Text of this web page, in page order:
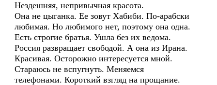
Нездешняя, непривычная красота.
Она не цыганка. Ее зовут Хабиби. По-арабски
любимая. Но любимого нет, поэтому она одна.
Есть строгие братья. Ушла без их ведома.
Россия развращает свободой. А она из Ирана.
Красивая. Осторожно интересуется мной.
Стараюсь не вспугнуть. Меняемся
телефонами. Короткий взгляд на прощание.